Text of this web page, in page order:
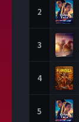
2
3
4
5